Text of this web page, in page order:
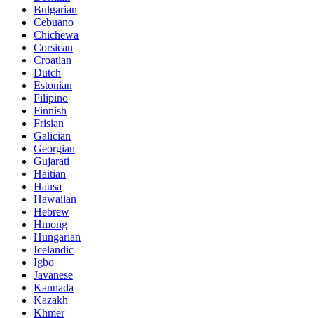
Bulgarian
Cebuano
Chichewa
Corsican
Croatian
Dutch
Estonian
Filipino
Finnish
Frisian
Galician
Georgian
Gujarati
Haitian
Hausa
Hawaiian
Hebrew
Hmong
Hungarian
Icelandic
Igbo
Javanese
Kannada
Kazakh
Khmer